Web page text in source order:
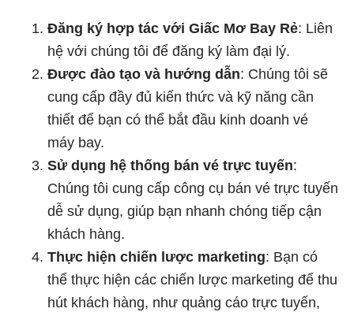
Đăng ký hợp tác với Giấc Mơ Bay Rẻ: Liên
hệ với chúng tôi để đăng ký làm đại lý.
Được đào tạo và hướng dẫn: Chúng tôi sẽ
cung cấp đầy đủ kiến thức và kỹ năng cần
thiết để bạn có thể bắt đầu kinh doanh vé
máy bay.
Sử dụng hệ thống bán vé trực tuyến:
Chúng tôi cung cấp công cụ bán vé trực tuyến
dễ sử dụng, giúp bạn nhanh chóng tiếp cận
khách hàng.
Thực hiện chiến lược marketing: Bạn có
thể thực hiện các chiến lược marketing để thu
hút khách hàng, như quảng cáo trực tuyến,